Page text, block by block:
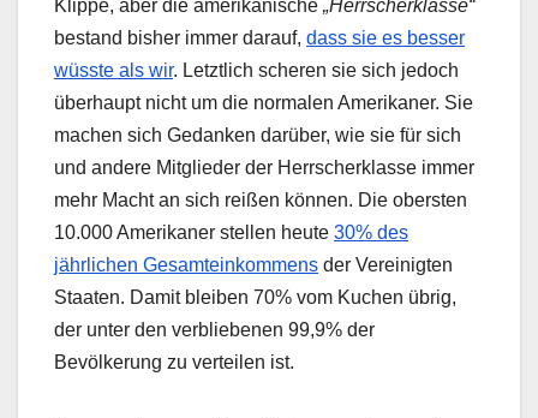
Klippe, aber die amerikanische „Herrscherklasse“
bestand bisher immer darauf, dass sie es besser
wüsste als wir. Letztlich scheren sie sich jedoch
überhaupt nicht um die normalen Amerikaner. Sie
machen sich Gedanken darüber, wie sie für sich
und andere Mitglieder der Herrscherklasse immer
mehr Macht an sich reißen können. Die obersten
10.000 Amerikaner stellen heute 30% des
jährlichen Gesamteinkommens der Vereinigten
Staaten. Damit bleiben 70% vom Kuchen übrig,
der unter den verbliebenen 99,9% der
Bevölkerung zu verteilen ist.